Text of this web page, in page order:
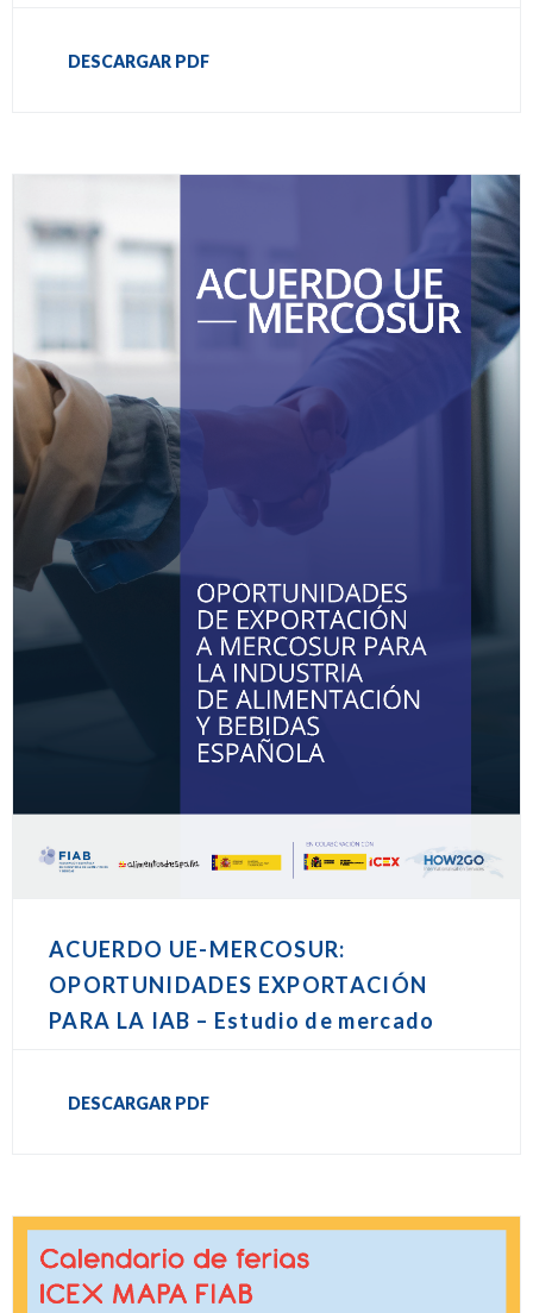
DESCARGAR PDF
ACUERDO UE-MERCOSUR:
OPORTUNIDADES EXPORTACIÓN
PARA LA IAB – Estudio de mercado
DESCARGAR PDF